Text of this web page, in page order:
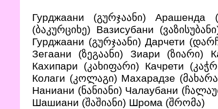
Гурджаани (გურჯაანი) Арашенда
(ბაკურციხე) Вазисубани
Гурджаани (გურჯაანი) Дарчети
Зегаани (ზეგაანი) Зиари (ზიარი)
Кахипари (კახიფარი) Качрети
Колаги (კოლაგი) Махарадзе
Наниани (ნანიანი) Чалаубани
Шашиани (შაშიანი) Шрома (შრომა)